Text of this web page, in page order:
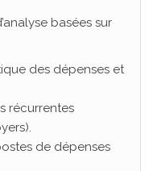
basées sur
des dépenses et
récurrentes
de dépenses